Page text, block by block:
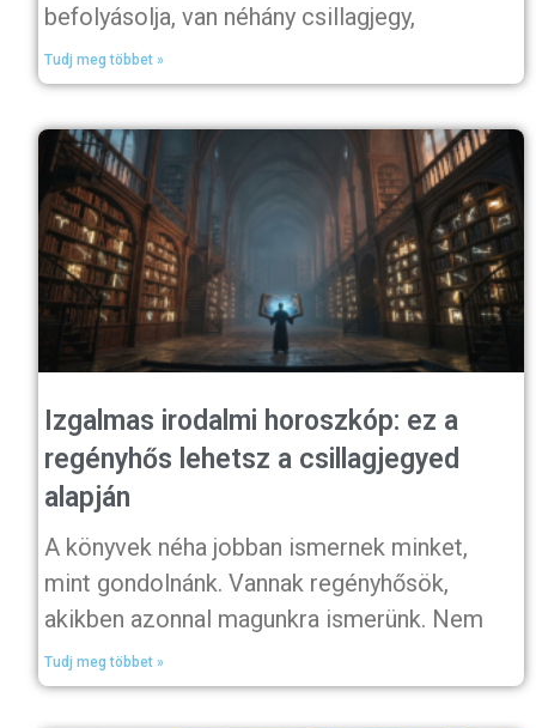
befolyásolja, van néhány csillagjegy,
Tudj meg többet »
Izgalmas irodalmi horoszkóp: ez a
regényhős lehetsz a csillagjegyed
alapján
A könyvek néha jobban ismernek minket,
mint gondolnánk. Vannak regényhősök,
akikben azonnal magunkra ismerünk. Nem
Tudj meg többet »